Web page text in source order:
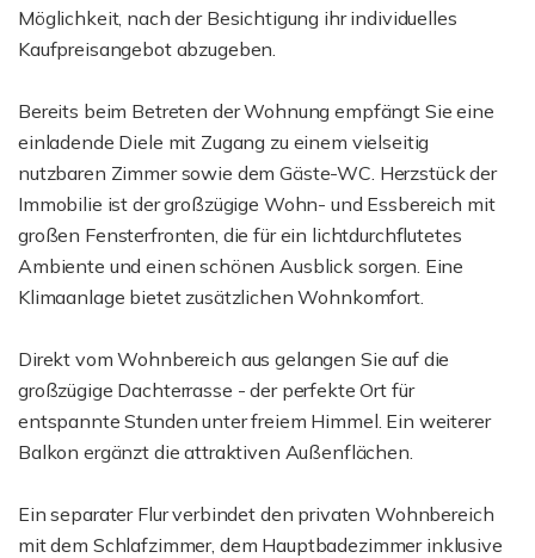
Möglichkeit, nach der Besichtigung ihr individuelles
Kaufpreisangebot abzugeben.
Bereits beim Betreten der Wohnung empfängt Sie eine
einladende Diele mit Zugang zu einem vielseitig
nutzbaren Zimmer sowie dem Gäste-WC. Herzstück der
Immobilie ist der großzügige Wohn- und Essbereich mit
großen Fensterfronten, die für ein lichtdurchflutetes
Ambiente und einen schönen Ausblick sorgen. Eine
Klimaanlage bietet zusätzlichen Wohnkomfort.
Direkt vom Wohnbereich aus gelangen Sie auf die
großzügige Dachterrasse - der perfekte Ort für
entspannte Stunden unter freiem Himmel. Ein weiterer
Balkon ergänzt die attraktiven Außenflächen.
Ein separater Flur verbindet den privaten Wohnbereich
mit dem Schlafzimmer, dem Hauptbadezimmer inklusive